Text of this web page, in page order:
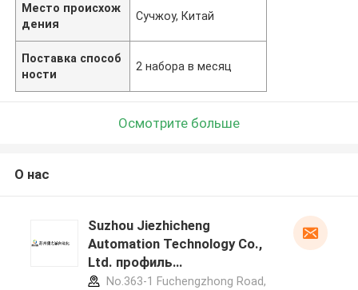
Место происхож
дения
Сучжоу, Китай
Поставка способ
ности
2 набора в месяц
Осмотрите больше
О нас
Suzhou Jiezhicheng
Automation Technology Co.,
Ltd. профиль
производителя
No.363-1 Fuchengzhong Road,